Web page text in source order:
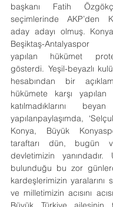
başkanı Fatih
seçimlerinde AKP’den
aday adayı olmuş.
Beşiktaş-Antalyaspor
yapılan hükümet
gösterdi. Yeşil-beyazlı
hesabından bir
hükümete karşı yapılan
katılmadıklarını
yapılanpaylaşımda,
Konya, Büyük
taraftarı dün, bugün
devletimizin
bulunduğu bu zor
kardeşlerimizin yaralarını
ve milletimizin acısını